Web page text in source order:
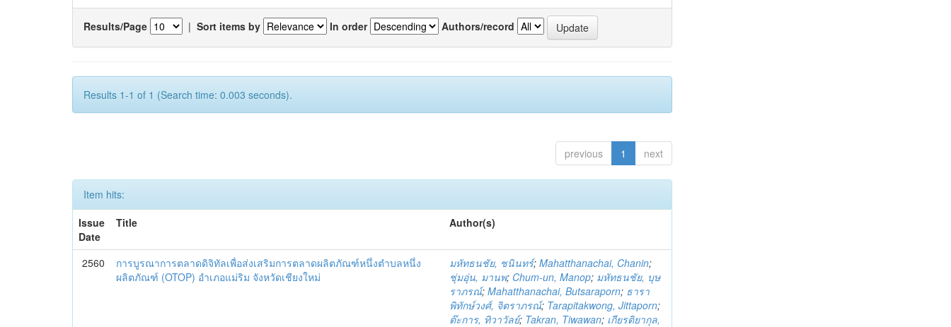
Results/Page | Sort items by In order Authors/record
Results 1-1 of 1 (Search time: 0.003 seconds).
previous 1 next
Item hits:
Issue
Date
Title Author(s)
2560
การบูรณาการตลาดดิจิทัลเพื่อส่งเสริมการตลาดผลิตภัณฑ์หนึ่งตำบลหนึ่ง
ผลิตภัณฑ์ (OTOP) อำเภอแม่ริม จังหวัดเชียงใหม่
มหัทธนชัย, ชนินทร์;Mahatthanachai, Chanin;
ชุ่มอุ่น, มานพ; Chum-un, Manop; มหัทธนชัย, บุษ
ราภรณ์;Mahatthanachai, Butsaraporn; ธารา
พิทักษ์วงศ์, จิตราภรณ์; Tarapitakwong, Jittaporn;
ต๊ะการ, ทิวาวัลย์; Takran, Tiwawan; เกียรติยากุล,